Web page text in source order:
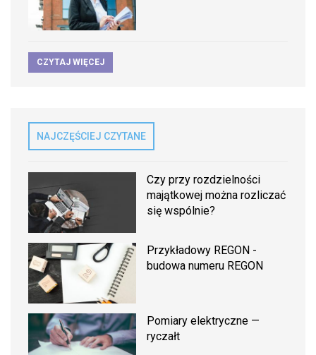
CZYTAJ WIĘCEJ
NAJCZĘŚCIEJ CZYTANE
Czy przy rozdzielności
majątkowej można rozliczać
się wspólnie?
Przykładowy REGON -
budowa numeru REGON
Pomiary elektryczne —
ryczałt